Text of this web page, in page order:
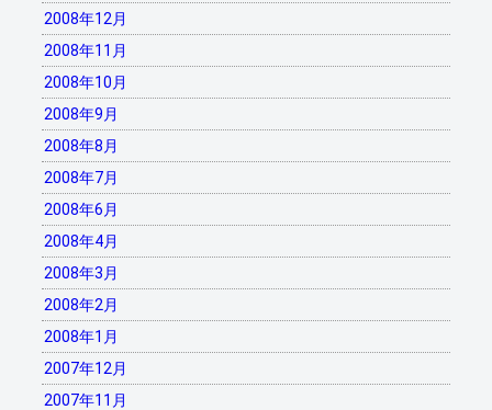
2008年12月
2008年11月
2008年10月
2008年9月
2008年8月
2008年7月
2008年6月
2008年4月
2008年3月
2008年2月
2008年1月
2007年12月
2007年11月